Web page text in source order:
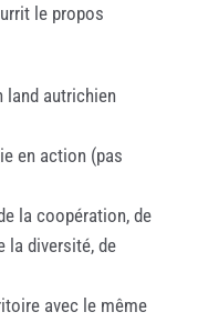
le propos
land autrichien
en action (pas
la coopération, de
la diversité, de
avec le même